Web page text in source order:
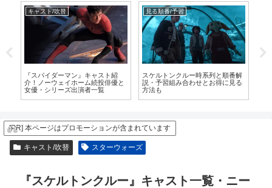
キャスト/吹替
『スパイダーマン』キャスト紹
介！ノーウェイホーム続投俳優と
女優・シリーズ出演者一覧
見る順番/予習
スケルトンクルー時系列と順番解
説・予習組み合わせとお得に見る
方法も
[PR] 本ページはプロモーションが含まれています
キャスト/吹替 スターウォーズ
『スケルトンクルー』キャスト一覧・ニー